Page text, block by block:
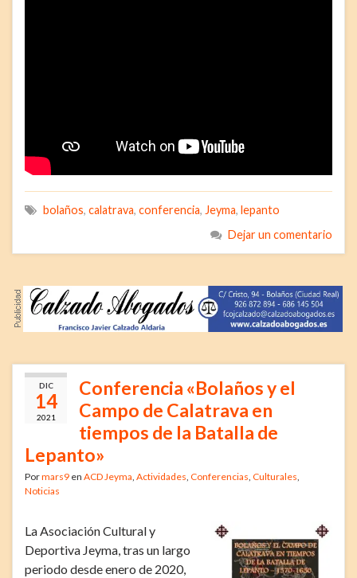
bolaños, calatrava, conferencia, Jeyma, lepanto
Dejar un comentario
DIC
14
2021
Conferencia «Bolaños y el
Campo de Calatrava en
tiempos de la Batalla de
Lepanto»
Pormars9 en ACD Jeyma Actividades Conferencias Culturales
Noticias
La Asociación Cultural y
Deportiva Jeyma, tras un largo
periodo desde enero de 2020,